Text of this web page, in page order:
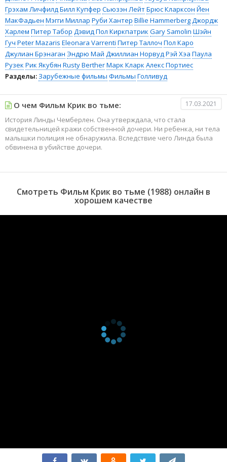
Грэхам ЛичфилдБилл Купфер Сьюзэн ЛейтБрюс Кларксон Йен
МакФадьен Мэгги Миллар Руби Хантер Billie HammerbergДжордж
Харлем Питер Табор Дэвид Пол Киркпатрик Gary Samolin Шэйн
Гуч Peter Mazaris Eleonara Varrenti Питер Таллоч Пол Каро
Джулиан Брэнаган Эндрю Май Джиллиан НорвудРэй Хэа Паула
Рузек Рик Якубян Rusty BertherМарк Кларк Алекс Портиес
Разделы: Зарубежные фильмы Фильмы Голливуд
О чем Фильм Крик во тьме: 17.03.2021
История Линды Чемберлен. Она утверждала, что стала
свидетельницей кражи собственной дочери. Ни ребенка, ни тела
малышки полиция не обнаружила. Вследствие чего Линда была
обвинена в убийстве дочери.
Смотреть Фильм Крик во тьме (1988) онлайн в
хорошем качестве